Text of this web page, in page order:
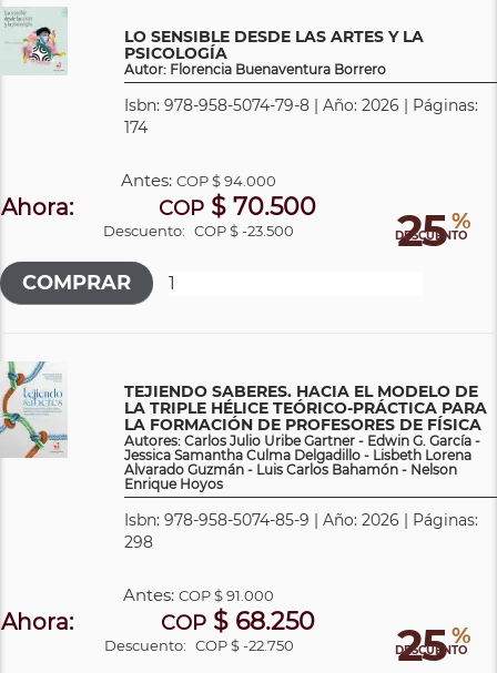
LO SENSIBLE DESDE LAS ARTES Y LA
PSICOLOGÍA
Autor: Florencia Buenaventura Borrero
Isbn: 978-958-5074-79-8 | Año: 2026 | Páginas:
174
25 %
DESCUENTO
Antes:COP$ 94.000
Ahora: COP $ 70.500
Descuento: COP $ -23.500
TEJIENDO SABERES. HACIA EL MODELO DE
LA TRIPLE HÉLICE TEÓRICO-PRÁCTICA PARA
LA FORMACIÓN DE PROFESORES DE FÍSICA
Autores: Carlos Julio Uribe Gartner - Edwin G. García -
Jessica Samantha Culma Delgadillo - Lisbeth Lorena
Alvarado Guzmán - Luis Carlos Bahamón - Nelson
Enrique Hoyos
Isbn: 978-958-5074-85-9 | Año: 2026 | Páginas:
298
25 %
DESCUENTO
Antes:COP$ 91.000
Ahora: COP$ 68.250
Descuento: COP $ -22.750